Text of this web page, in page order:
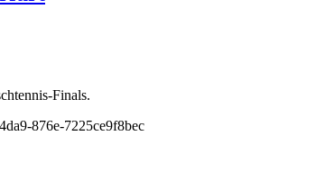
Finals.